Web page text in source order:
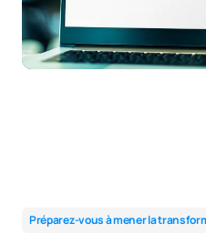
Préparez-vous à mener la